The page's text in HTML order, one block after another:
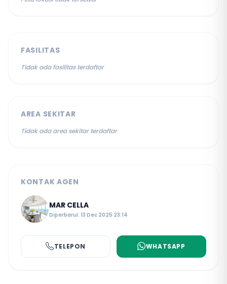
FASILITAS
Tidak ada fasilitas terdaftar
AREA SEKITAR
Tidak ada area sekitar terdaftar
KONTAK AGEN
MAR CELLA
Diperbarui: 13 Dec 2025 23:14
TELEPON WHATSAPP